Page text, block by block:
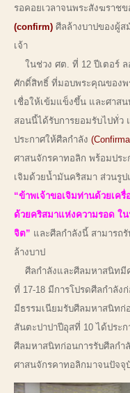
รอคอยเวลาจนพระสังฆราช
(confirm) ศีลล้างบาปของผู้
เจ้า
ในช่วง ศต. ที่ 12 ปีเตอร์ ล
ศักดิ์สิทธิ์ ที่มอบพระคุณของพ
เชื่อให้เข้มแข็งขึ้น และศาส
สอนนี้ได้รับการยอมรับไปทั่ว
ประกาศให้ศีลกำลัง
ศาสนจักรคาทอลิก พร้อมประ
เจิมด้วยน้ำมันคริสมา ส่วนรู
“ข้าพเจ้าขอเจิมท่านด้วยเค
ด้วยคริสมาแห่งความรอด ใ
จิต” และศีลกำลังนี้ สามารถ
ล้างบาป
ศีลกำลังและศีลมหาสนิทมี
ที่ 17-18 มีการโปรดศีลกำลัง
มีธรรมเนียมรับศีลมหาสนิทก่
สันตะปาปาปีอุสที่ 10 ได้ประ
ศีลมหาสนิทก่อนการรับศีลกำ
ศาสนจักรคาทอลิกมาจนปัจจุ